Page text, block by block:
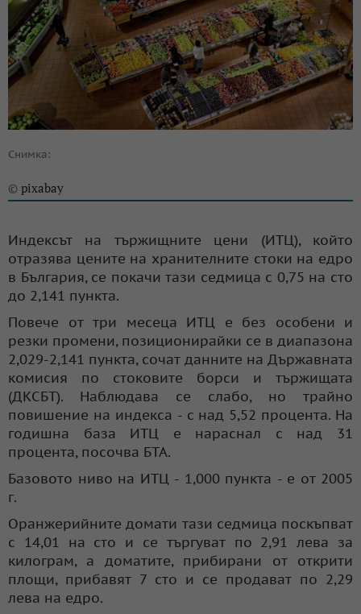
Снимка:
© pixabay
Индексът на тържищните цени (ИТЦ), който
отразява цените на хранителните стоки на едро
в България, се покачи тази седмица с 0,75 на сто
до 2,141 пункта.
Повече от три месеца ИТЦ е без особени и
резки промени, позиционирайки се в диапазона
2,029-2,141 пункта, сочат данните на Държавната
комисия по стоковите борси и тържищата
(ДКСБТ). Наблюдава се слабо, но трайно
повишение на индекса - с над 5,52 процента. На
годишна база ИТЦ е нараснал с над 31
процента, посочва БТА.
Базовото ниво на ИТЦ - 1,000 пункта - е от 2005
г.
Оранжерийните домати тази седмица поскъпват
с 14,01 на сто и се търгуват по 2,91 лева за
килограм, а доматите, прибирани от открити
площи, прибавят 7 сто и се продават по 2,29
лева на едро.